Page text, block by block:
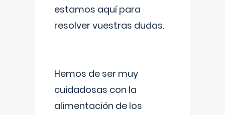
estamos aquí para
resolver vuestras dudas.
Hemos de ser muy
cuidadosas con la
alimentación de los